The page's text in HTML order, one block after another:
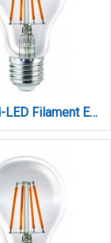
JUSTLed-LED Filament Ε27 Α60 12W 4000K Φυσικό (B276012102)